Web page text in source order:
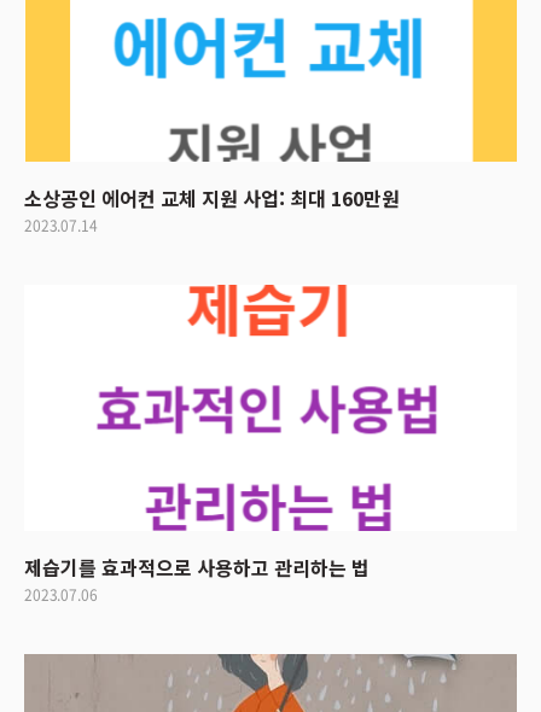
소상공인 에어컨 교체 지원 사업: 최대 160만원
2023.07.14
제습기를 효과적으로 사용하고 관리하는 법
2023.07.06